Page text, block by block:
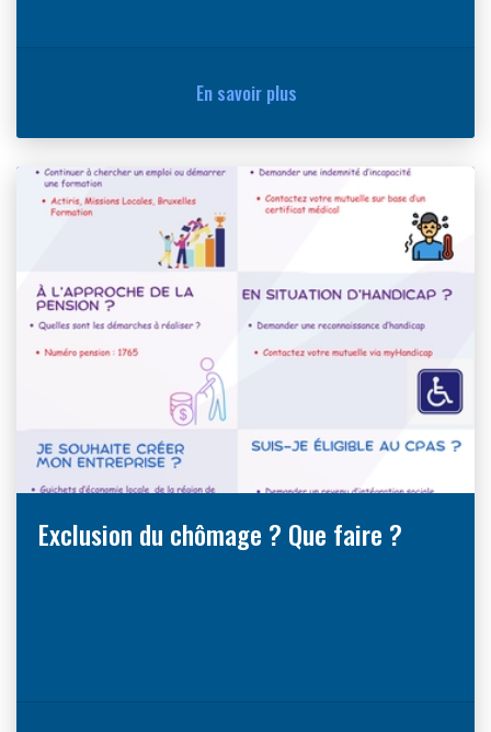
En savoir plus
Exclusion du chômage ? Que faire ?